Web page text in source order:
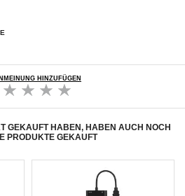
HINZUFÜGEN
GEKAUFT HABEN, HABEN AUCH NOCH
PRODUKTE GEKAUFT